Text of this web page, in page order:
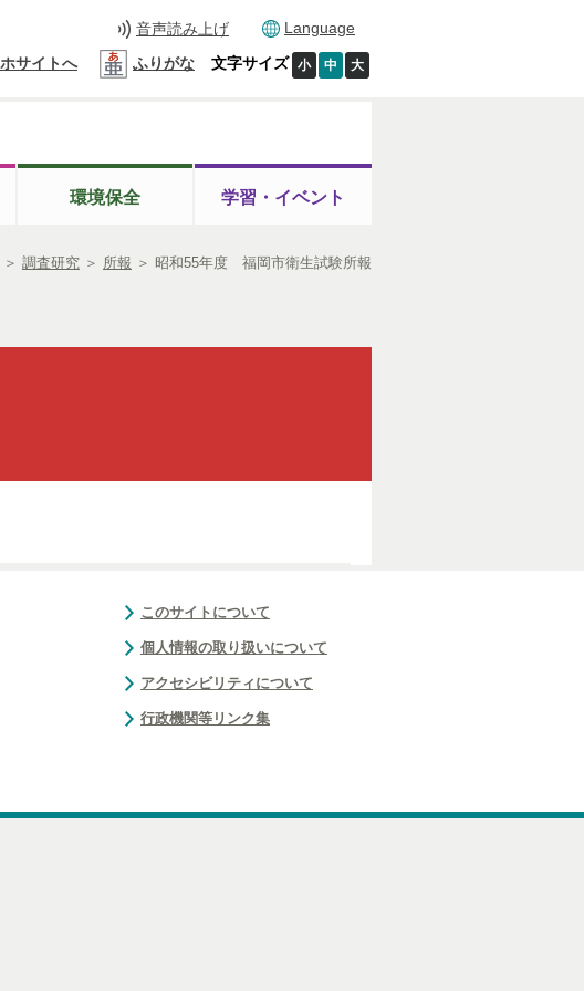
音声読み上げ Language
サイトへ ふりがな 文字サイズ 小 中 大
環境保全 学習・イベント
＞ 調査研究 ＞ 所報 ＞ 昭和55年度 福岡市衛生試験所報
このサイトについて
個人情報の取り扱いについて
アクセシビリティについて
行政機関等リンク集